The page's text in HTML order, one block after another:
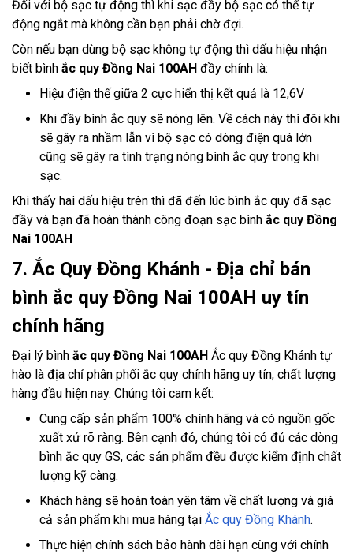
Đối với bộ sạc tự động thì khi sạc đầy bộ sạc có thể tự
động ngắt mà không cần bạn phải chờ đợi.
Còn nếu bạn dùng bộ sạc không tự động thì dấu hiệu nhận
biết bình ắc quy Đồng Nai 100AH đầy chính là:
Hiệu điện thế giữa 2 cực hiển thị kết quả là 12,6V
Khi đầy bình ắc quy sẽ nóng lên. Về cách này thì đôi khi
sẽ gây ra nhầm lẫn vì bộ sạc có dòng điện quá lớn
cũng sẽ gây ra tình trạng nóng bình ắc quy trong khi
sạc.
Khi thấy hai dấu hiệu trên thì đã đến lúc bình ắc quy đã sạc
đầy và bạn đã hoàn thành công đoạn sạc bình ắc quy Đồng
Nai 100AH
7. Ắc Quy Đồng Khánh - Địa chỉ bán
bình ắc quy Đồng Nai 100AH uy tín
chính hãng
Đại lý bình ắc quy Đồng Nai 100AH Ắc quy Đồng Khánh tự
hào là địa chỉ phân phối ắc quy chính hãng uy tín, chất lượng
hàng đầu hiện nay. Chúng tôi cam kết:
Cung cấp sản phẩm 100% chính hãng và có nguồn gốc
xuất xứ rõ ràng. Bên cạnh đó, chúng tôi có đủ các dòng
bình ắc quy GS, các sản phẩm đều được kiểm định chất
lượng kỹ càng.
Khách hàng sẽ hoàn toàn yên tâm về chất lượng và giá
cả sản phẩm khi mua hàng tại Ắc quy Đồng Khánh.
Thực hiện chính sách bảo hành dài hạn cùng với chính